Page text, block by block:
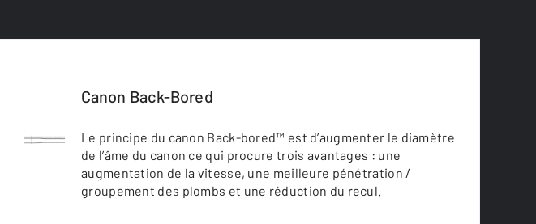
Canon Back-Bored
Le principe du canon Back-bored™ est d’augmenter le diamètre
de l’âme du canon ce qui procure trois avantages : une
augmentation de la vitesse, une meilleure pénétration /
groupement des plombs et une réduction du recul.